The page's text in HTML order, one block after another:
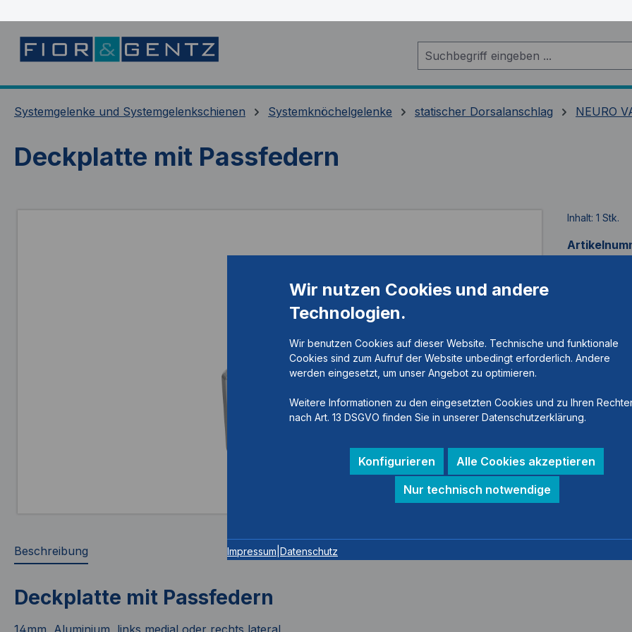
Systemgelenke und Systemgelenkschienen Systemknöchelgelenke statischer Dorsalanschlag NEURO
Deckplatte mit Passfedern
Inhalt: 1 Stk.
Beschreibung
Deckplatte mit Passfedern
14mm, Aluminium, links medial oder rechts lateral
Wir nutzen Cookies und andere
Technologien.
Wir benutzen Cookies auf dieser Website. Technische und funktionale
Cookies sind zum Aufruf der Website unbedingt erforderlich. Andere
werden eingesetzt, um unser Angebot zu optimieren.
Weitere Informationen zu den eingesetzten Cookies und zu Ihren
nach Art. 13 DSGVO finden Sie in unserer Datenschutzerklärung.
Konfigurieren
Alle Cookies akzeptieren
Nur technisch notwendige
Impressum Datenschutz